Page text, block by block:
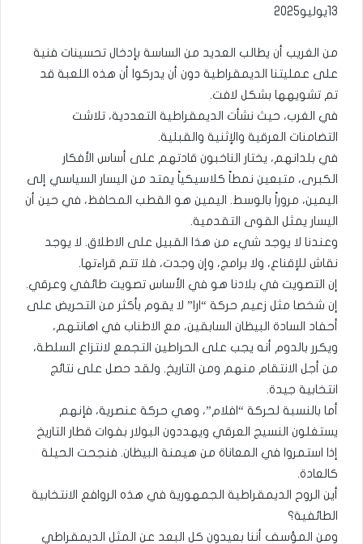
13يوليو2025
من الغريب أن يطالب العديد من الساسة بإدخال تحسينات فنية
على عمليتنا الديمقراطية دون أن يدركوا أن هذه اللعبة قد
تم تشويهها بشكل لافت.
في الغرب، حيث نشأت الديمقراطية التعددية، تلاشت
التضامنات العرقية والإثنية والقبلية.
في بلدانهم، يختار الناخبون قادتهم على أساس الأفكار
الكبرى، متبعين نمطاً كلاسيكياً يمتد من اليسار السياسي إلى
اليمين، مروراً بالوسط. اليمين هو القطب المحافظ، في حين أن
اليسار يمثل القوى التقدمية.
وعندنا لا يوجد شيء من هذا القبيل على الاطلاق. لا يوجد
نقاش للإقناع، ولا برامج، وإن وجدت، فلا تتم قراءتها.
إن التصويت في بلادنا هو في الأساس تصويت طائفي وعرقي.
إن شخصا مثل زعيم حركة “ارا” لا يقوم بأكثر من التحريض على
أحفاد السادة البيظان السابقين، مع الاطناب في اهانتهم،
ويكرر بالدوم أنه يجب على الحراطين التجمع لانتزاع السلطة،
من أجل الانتقام منهم ومن التاريخ. ولقد حصل على نتائج
انتخابية جيدة.
أما بالنسبة لحركة “افلام”، وهي حركة عنصرية، فإنهم
يستغلون النسيج العرقي ويهددون البولار بفوات قطار التاريخ
إذا استمروا في المعاناة من هيمنة البيظان. فنجحت الحيلة
كالعادة.
أين الروح الديمقراطية الجمهورية في هذه الروافع الانتخابية
الطائفية؟
ومن المؤسف أننا بعيدون كل البعد عن المثل الديمقراطي